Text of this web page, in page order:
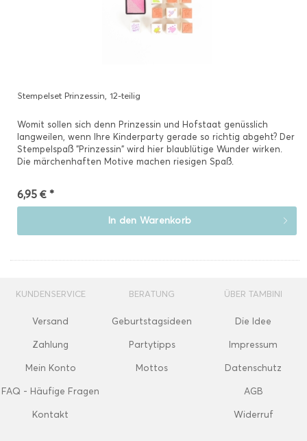
Stempelset Prinzessin, 12-teilig
Womit sollen sich denn Prinzessin und Hofstaat genüsslich
langweilen, wenn Ihre Kinderparty gerade so richtig abgeht? Der
Stempelspaß "Prinzessin" wird hier blaublütige Wunder wirken.
Die märchenhaften Motive machen riesigen Spaß.
6,95 € *
In den Warenkorb
KUNDENSERVICE
Versand
Zahlung
Mein Konto
FAQ - Häufige Fragen
Kontakt
BERATUNG
Geburtstagsideen
Partytipps
Mottos
ÜBER TAMBINI
Die Idee
Impressum
Datenschutz
AGB
Widerruf